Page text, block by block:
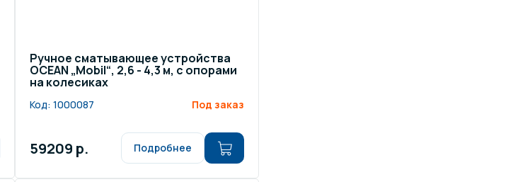
Ручное сматывающее устройства
OCEAN „Mobil“, 2,6 - 4,3 м, с опорами
на колесиках
Код: 1000087 Под заказ
59209 р. Подробнее